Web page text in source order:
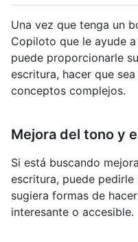
Una vez que tenga un
Copiloto que le ayude
puede proporcionarle
escritura, hacer que
conceptos complejos.
Mejora del tono y
Si está buscando
escritura, puede
sugiera formas de
interesante o accesible.